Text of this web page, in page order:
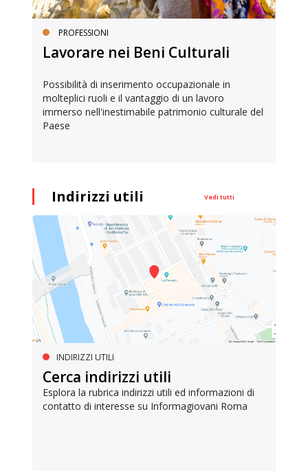
PROFESSIONI
Lavorare nei Beni Culturali
Possibilità di inserimento occupazionale in
molteplici ruoli e il vantaggio di un lavoro
immerso nell'inestimabile patrimonio culturale del
Paese
Indirizzi utili Vedi tutti
INDIRIZZI UTILI
Cerca indirizzi utili
Esplora la rubrica indirizzi utili ed informazioni di
contatto di interesse su Informagiovani Roma